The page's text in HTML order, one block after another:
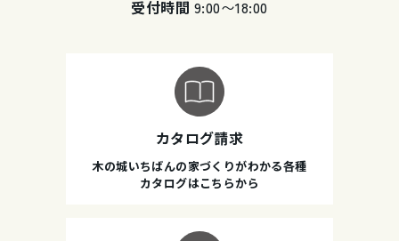
受付時間 9:00〜18:00
カタログ請求
木の城いちばんの家づくりがわかる各種
カタログはこちらから